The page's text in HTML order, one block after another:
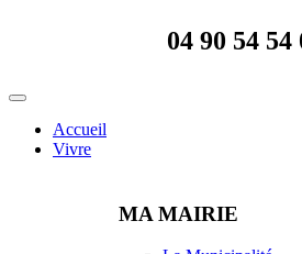
04 90 54 54
Accueil
Vivre
MA MAIRIE